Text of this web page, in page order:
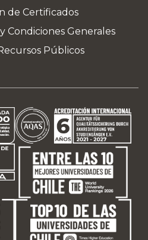
de Certificados
Condiciones Generales
Públicos